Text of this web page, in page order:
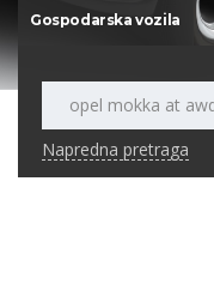
Gospodarska vozila
Napredna pretraga